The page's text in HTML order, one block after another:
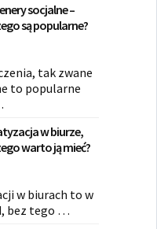
socjalne –
są popularne?
tak zwane
to popularne
w biurze,
warto ją mieć?
w biurach to w
bez tego …